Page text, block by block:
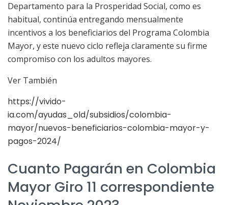
Departamento para la Prosperidad Social, como es
habitual, continúa entregando mensualmente
incentivos a los beneficiarios del Programa Colombia
Mayor, y este nuevo ciclo refleja claramente su firme
compromiso con los adultos mayores.
Ver También
https://vivido-
ia.com/ayudas_old/subsidios/colombia-
mayor/nuevos-beneficiarios-colombia-mayor-y-
pagos-2024/
Cuanto Pagarán en Colombia
Mayor Giro 11 correspondiente